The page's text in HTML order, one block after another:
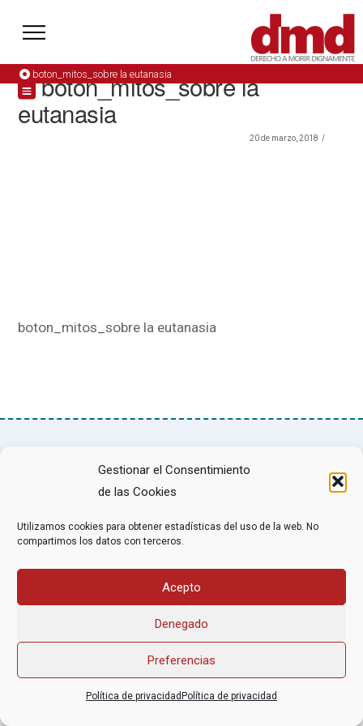
Gestionar el Consentimiento
de las Cookies
Utilizamos cookies para obtener estadísticas del uso de la web. No
compartimos los datos con terceros.
Acepto
Denegado
Preferencias
Política de privacidad Política de privacidad
boton_mitos_sobre la eutanasia
boton_mitos_sobre la
eutanasia
20 de marzo, 2018
boton_mitos_sobre la eutanasia
Asociación Federal Derecho a Morir Dignamente (DMD)